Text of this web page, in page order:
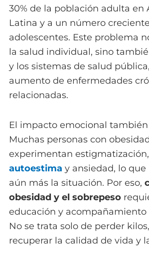
30% de la población adulta en
Latina y a un número
adolescentes. Este problema
la salud individual, sino
y los sistemas de salud
aumento de enfermedades
relacionadas.
El impacto emocional
Muchas personas con
experimentan estigmatización,
autoestima y ansiedad, lo
aún más la situación. Por eso,
obesidad y el sobrepeso
educación y acompañamiento
No se trata solo de perder
recuperar la calidad de vida y